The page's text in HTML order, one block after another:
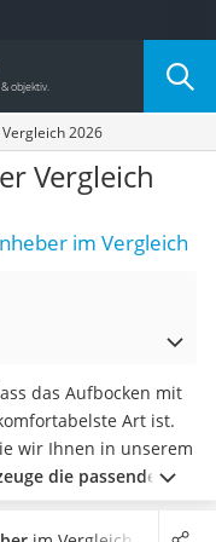
2026
Vergleich
im Vergleich
das Aufbocken mit
Art ist.
wir Ihnen in unserem
die passende
Smart, für die beide
bis hin zum